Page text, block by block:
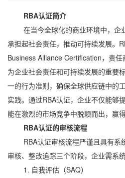
RBA认证简介
在当今全球化的商业环境中，企
承担起社会责任，推动可持续发展。
Business Alliance Certification，责
为企业社会责任和可持续发展的重要
一的行为准则，确保全球供应链中的
实践。通过RBA认证，企业不仅能够
能在激烈的市场竞争中脱颖而出，赢
RBA认证的审核流程
RBA认证审核流程严谨且具有系
审核、整改追踪三个阶段，企业需系
1. 自我评估（SAQ）